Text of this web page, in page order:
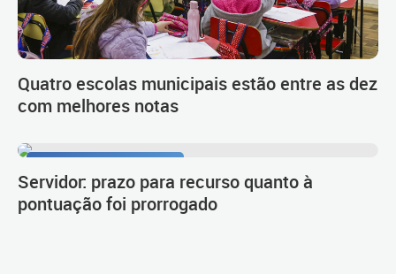
Quatro escolas municipais estão entre as dez
com melhores notas
Servidor: prazo para recurso quanto à
pontuação foi prorrogado